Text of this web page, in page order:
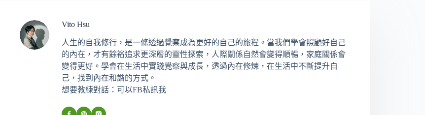
Vito Hsu
人生的自我修行，是一條透過覺察成為更好的自己的旅程。當我們學會照顧好自己
的內在，才有餘裕追求更深層的靈性探索，人際關係自然會變得順暢，家庭關係會
變得更好。學會在生活中實踐覺察與成長，透過內在修煉，在生活中不斷提升自
己，找到內在和諧的方式。
想要教練對話：可以FB私訊我